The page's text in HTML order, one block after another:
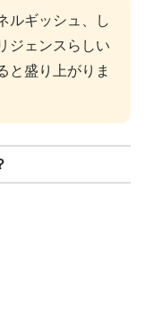
ルギッシュ、し
ジェンスらしい
と盛り上がりま